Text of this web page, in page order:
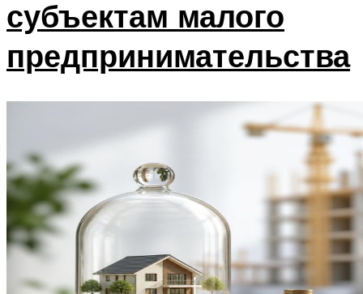
субъектам малого
предпринимательства